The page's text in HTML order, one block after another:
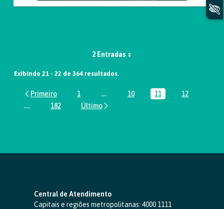
2 Entradas
Exibindo 21 - 22 de 364 resultados.
Página
1 ...Páginas intermediárias Usar ABA
Página
10 Página
11 Página
12
...Páginas intermediárias Usar ABA para navegar.
Página
182
Central de Atendimento
Capitais e regiões metropolitanas: 4000 1111